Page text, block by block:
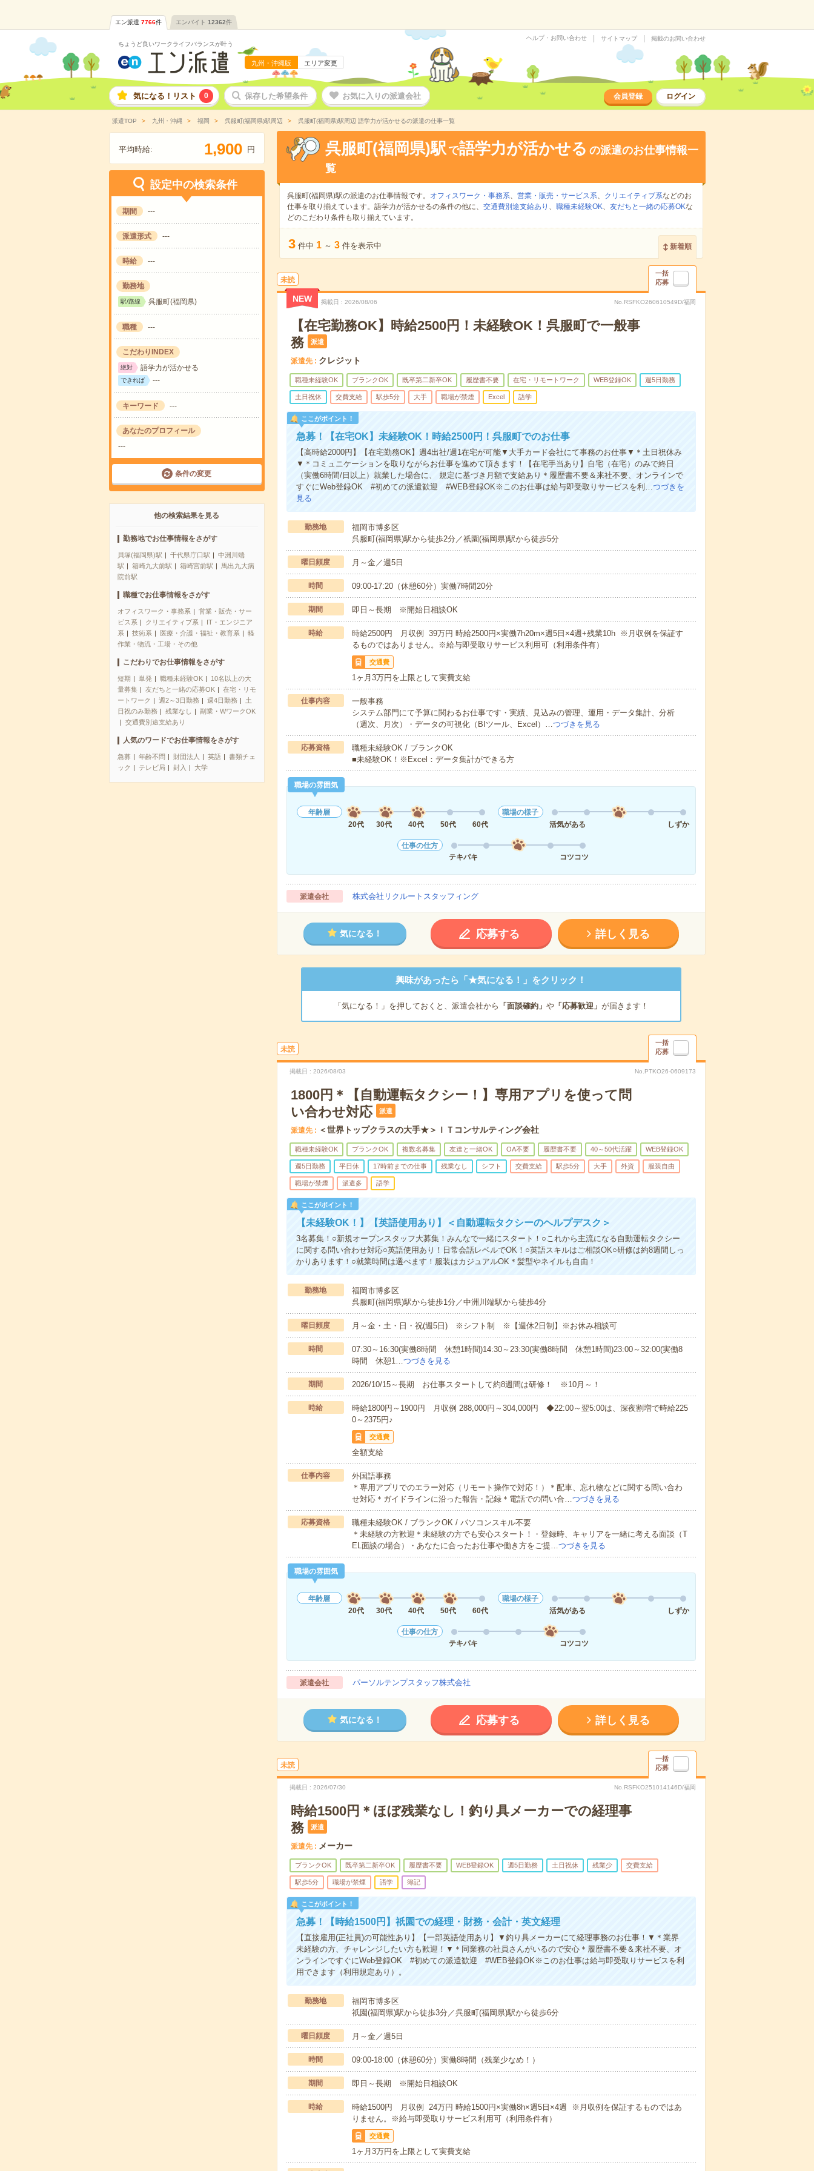
エン派遣 7766件 エンバイト 12362件
ちょうど良いワークライフバランスが叶う
九州・沖縄版 エリア変更
ヘルプ・お問い合わせ サイトマップ 掲載のお問い合わせ
気になる！リスト 0 保存した希望条件 お気に入りの派遣会社 会員登録 ログイン
派遣TOP 九州・沖縄 福岡 呉服町(福岡県)駅周辺 呉服町(福岡県)駅周辺 語学力が活かせるの派遣の仕事一覧
平均時給: 1,900 円
設定中の検索条件
期間 ---
派遣形式 ---
時給 ---
勤務地
駅/路線 呉服町(福岡県)
職種 ---
こだわりINDEX
絶対 語学力が活かせる
できれば ---
キーワード ---
あなたのプロフィール
---
条件の変更
他の検索結果を見る
勤務地でお仕事情報をさがす
貝塚(福岡県)駅 千代県庁口駅
中洲川端
駅
箱崎九大前駅 箱崎宮前駅
馬出九大病
院前駅
職種でお仕事情報をさがす
オフィスワーク・事務系
営業・販売・サー
ビス系
クリエイティブ系
IT・エンジニア
系
技術系 医療・介護・福祉・教育系
軽
作業・物流・工場・その他
こだわりでお仕事情報をさがす
短期 単発 職種未経験OK
10名以上の大
量募集
友だちと一緒の応募OK
在宅・リモ
ートワーク
週2～3日勤務 週4日勤務
土
日祝のみ勤務
残業なし
副業・WワークOK
交通費別途支給あり
人気のワードでお仕事情報をさがす
急募 年齢不問 財団法人 英語
書類チェ
ック
テレビ局 封入 大学
呉服町(福岡県)駅 で語学力が活かせる の派遣のお仕事情報一
覧
呉服町(福岡県)駅の派遣のお仕事情報です。 オフィスワーク・事務系、 営業・販売・サービス系、 クリエイティブ系などのお
仕事を取り揃えています。語学力が活かせるの条件の他に、 交通費別途支給あり 、 職種未経験OK、 友だちと一緒の応募OKな
どのこだわり条件も取り揃えています。
3 件中 1 ～ 3 件を表示中 新着順
未読
一括
応募
NEW 掲載日 2026/08/06 No.RSFKO260610549D/福岡
【在宅勤務OK】時給2500円！未経験OK！呉服町で一般事
務
派遣
派遣先 クレジット
職種未経験OK ブランクOK 既卒第二新卒OK 履歴書不要 在宅・リモートワーク WEB登録OK 週5日勤務
土日祝休 交費支給 駅歩5分 大手 職場が禁煙 Excel 語学
ここがポイント！
急募！【在宅OK】未経験OK！時給2500円！呉服町でのお仕事
【高時給2000円】【在宅勤務OK】週4出社/週1在宅が可能▼大手カード会社にて事務のお仕事▼＊土日祝休み
▼＊コミュニケーションを取りながらお仕事を進めて頂きます！【在宅手当あり】自宅（在宅）のみで終日
（実働6時間/日以上）就業した場合に、 規定に基づき月額で支給あり＊履歴書不要＆来社不要、オンラインで
すぐにWeb登録OK #初めての派遣歓迎 #WEB登録OK※このお仕事は給与即受取りサービスを利…つづきを
見る
勤務地
福岡市博多区
呉服町(福岡県)駅から徒歩2分／祇園(福岡県)駅から徒歩5分
曜日頻度 月～金／週5日
時間 09:00-17:20（休憩60分）実働7時間20分
期間 即日～長期 ※開始日相談OK
時給
時給2500円 月収例 39万円 時給2500円×実働7h20m×週5日×4週+残業10h ※月収例を保証す
るものではありません。※給与即受取りサービス利用可（利用条件有）
交通費
1ヶ月3万円を上限として実費支給
仕事内容
一般事務
システム部門にて予算に関わるお仕事です・実績、見込みの管理、運用・データ集計、分析
（週次、月次）・データの可視化（BIツール、Excel）…つづきを見る
応募資格
職種未経験OK / ブランクOK
■未経験OK！※Excel：データ集計ができる方
職場の雰囲気
年齢層
20代
30代 40代 50代 60代
職場の様子
活気がある
しずか
仕事の仕方
テキパキ
コツコツ
派遣会社 株式会社リクルートスタッフィング
気になる！ 応募する 詳しく見る
興味があったら「★気になる！」をクリック！
「気になる！」を押しておくと、派遣会社から 「面談確約」 や「応募歓迎」 が届きます！
未読
一括
応募
掲載日 2026/08/03 No.PTKO26-0609173
1800円＊【自動運転タクシー！】専用アプリを使って問
い合わせ対応
派遣
派遣先 ＜世界トップクラスの大手★＞ＩＴコンサルティング会社
職種未経験OK ブランクOK 複数名募集 友達と一緒OK OA不要 履歴書不要 40～50代活躍 WEB登録OK
週5日勤務 平日休 17時前までの仕事 残業なし シフト 交費支給 駅歩5分 大手 外資 服装自由
職場が禁煙 派遣多 語学
ここがポイント！
【未経験OK！】【英語使用あり】＜自動運転タクシーのヘルプデスク＞
3名募集！○新規オープンスタッフ大募集！みんなで一緒にスタート！○これから主流になる自動運転タクシー
に関する問い合わせ対応○英語使用あり！日常会話レベルでOK！○英語スキルはご相談OK○研修は約8週間しっ
かりあります！○就業時間は選べます！服装はカジュアルOK＊髪型やネイルも自由！
勤務地
福岡市博多区
呉服町(福岡県)駅から徒歩1分／中洲川端駅から徒歩4分
曜日頻度 月～金・土・日・祝(週5日) ※シフト制 ※【週休2日制】※お休み相談可
時間
07:30～16:30(実働8時間 休憩1時間)14:30～23:30(実働8時間 休憩1時間)23:00～32:00(実働8
時間 休憩1…つづきを見る
期間 2026/10/15～長期 お仕事スタートして約8週間は研修！ ※10月～！
時給
時給1800円～1900円 月収例 288,000円～304,000円 ◆22:00～翌5:00は、深夜割増で時給225
0～2375円♪
交通費
全額支給
仕事内容
外国語事務
＊専用アプリでのエラー対応（リモート操作で対応！）＊配車、忘れ物などに関する問い合わ
せ対応＊ガイドラインに沿った報告・記録＊電話での問い合…つづきを見る
応募資格
職種未経験OK / ブランクOK / パソコンスキル不要
＊未経験の方歓迎＊未経験の方でも安心スタート！・登録時、キャリアを一緒に考える面談（T
EL面談の場合）・あなたに合ったお仕事や働き方をご提…つづきを見る
職場の雰囲気
年齢層
20代
30代 40代 50代 60代
職場の様子
活気がある
しずか
仕事の仕方
テキパキ
コツコツ
派遣会社 パーソルテンプスタッフ株式会社
気になる！ 応募する 詳しく見る
未読
一括
応募
掲載日 2026/07/30 No.RSFKO251014146D/福岡
時給1500円＊ほぼ残業なし！釣り具メーカーでの経理事
務
派遣
派遣先 メーカー
ブランクOK 既卒第二新卒OK 履歴書不要 WEB登録OK 週5日勤務 土日祝休 残業少 交費支給
駅歩5分 職場が禁煙 語学 簿記
ここがポイント！
急募！【時給1500円】祇園での経理・財務・会計・英文経理
【直接雇用(正社員)の可能性あり】【一部英語使用あり】▼釣り具メーカーにて経理事務のお仕事！▼＊業界
未経験の方、チャレンジしたい方も歓迎！▼＊同業務の社員さんがいるので安心＊履歴書不要＆来社不要、オ
ンラインですぐにWeb登録OK #初めての派遣歓迎 #WEB登録OK※このお仕事は給与即受取りサービスを利
用できます（利用規定あり）。
勤務地
福岡市博多区
祇園(福岡県)駅から徒歩3分／呉服町(福岡県)駅から徒歩6分
曜日頻度 月～金／週5日
時間 09:00-18:00（休憩60分）実働8時間（残業少なめ！）
期間 即日～長期 ※開始日相談OK
時給
時給1500円 月収例 24万円 時給1500円×実働8h×週5日×4週 ※月収例を保証するものではあ
りません。※給与即受取りサービス利用可（利用条件有）
交通費
1ヶ月3万円を上限として実費支給